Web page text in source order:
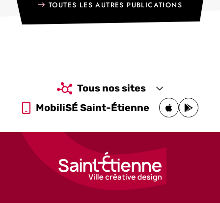
TOUTES LES AUTRES PUBLICATIONS
MobiliSÉ Saint-Étienne
Tous nos sites